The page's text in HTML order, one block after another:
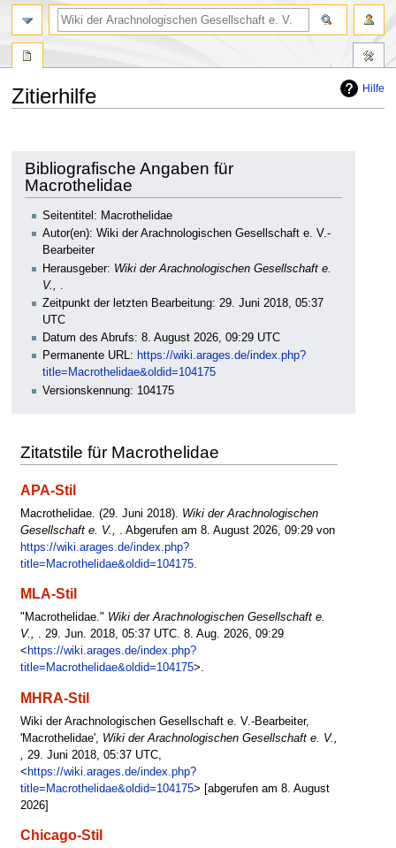
Hilfe
Zitierhilfe
springen
springen
Bibliografische Angaben für
Macrothelidae
Seitentitel: Macrothelidae
Autor(en): Wiki der Arachnologischen Gesellschaft e. V.-
Bearbeiter
Herausgeber: Wiki der Arachnologischen Gesellschaft e.
V.,
Zeitpunkt der letzten Bearbeitung: 29. Juni 2018, 05:37
UTC
Datum des Abrufs: 8. August 2026, 09:29 UTC
Permanente URL: https://wiki.arages.de/index.php?
title=Macrothelidae&oldid=104175
Versionskennung: 104175
Zitatstile für Macrothelidae
APA-Stil
Macrothelidae. (29. Juni 2018). Wiki der Arachnologischen
Gesellschaft e. V., . Abgerufen am 8. August 2026, 09:29 von
https://wiki.arages.de/index.php?
title=Macrothelidae&oldid=104175.
MLA-Stil
"Macrothelidae." Wiki der Arachnologischen Gesellschaft e.
V., . 29. Jun. 2018, 05:37 UTC. 8. Aug. 2026, 09:29
< https://wiki.arages.de/index.php?
title=Macrothelidae&oldid=104175>.
MHRA-Stil
Wiki der Arachnologischen Gesellschaft e. V.-Bearbeiter,
'Macrothelidae', Wiki der Arachnologischen Gesellschaft e. V.,
29. Juni 2018, 05:37 UTC,
< https://wiki.arages.de/index.php?
title=Macrothelidae&oldid=104175> [abgerufen am 8. August
2026]
Chicago-Stil